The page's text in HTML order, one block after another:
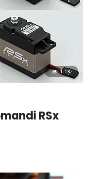
1.1K
RSx